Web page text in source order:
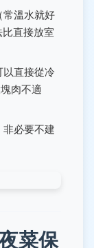
常溫水就好
直接放室
以直接從冷
肉不適
必要不建
菜保